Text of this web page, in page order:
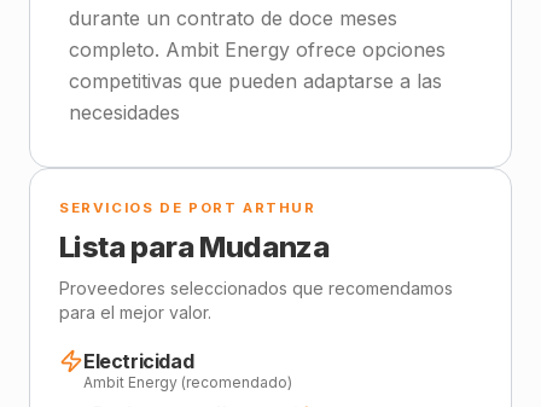
durante un contrato de doce meses
completo. Ambit Energy ofrece opciones
competitivas que pueden adaptarse a las
necesidades
SERVICIOS DE PORT ARTHUR
Lista para Mudanza
Proveedores seleccionados que recomendamos
para el mejor valor.
Electricidad
Ambit Energy (recomendado)